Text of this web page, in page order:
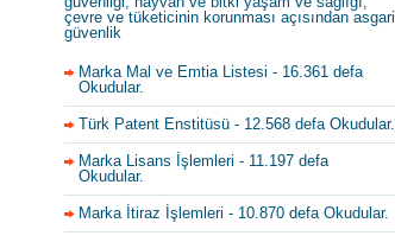
çevre ve tüketicinin korunması açısından asgari
güvenlik
Marka Mal ve Emtia Listesi - 16.361 defa
Okudular.
Türk Patent Enstitüsü - 12.568 defa Okudular.
Marka Lisans İşlemleri - 11.197 defa
Okudular.
Marka İtiraz İşlemleri - 10.870 defa Okudular.